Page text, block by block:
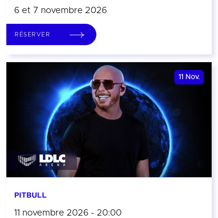
6 et 7 novembre 2026
RÉSERVER
11 Nov.
PITBULL
11 novembre 2026 - 20:00